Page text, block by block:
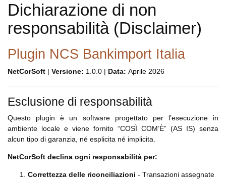
Dichiarazione di non
responsabilità (Disclaimer)
Plugin NCS Bankimport Italia
NetCorSoft | Versione: 1.0.0 | Data: Aprile 2026
Esclusione di responsabilità
Questo plugin è un software progettato per l’esecuzione in
ambiente locale e viene fornito “COSÌ COM’È” (AS IS) senza
alcun tipo di garanzia, né esplicita né implicita.
NetCorSoft declina ogni responsabilità per:
Correttezza delle riconciliazioni - Transazioni assegnate